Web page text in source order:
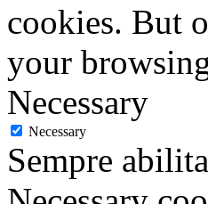
cookies. But
your
Necessary
Necessary
Sempre